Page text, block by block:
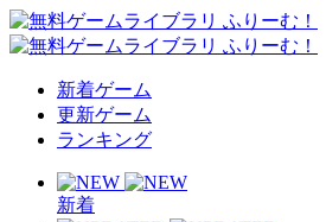
新着ゲーム
更新ゲーム
ランキング
新着